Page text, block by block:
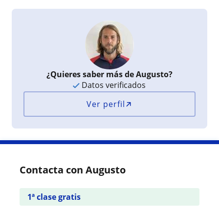
¿Quieres saber más de Augusto?
Datos verificados
Ver perfil
Contacta con Augusto
1ª clase gratis